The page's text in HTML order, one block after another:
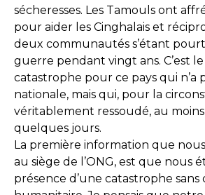
sécheresses. Les Tamouls ont
pour aider les Cinghalais et
deux communautés s’étant
guerre pendant vingt ans. C’est
catastrophe pour ce pays qui n’a
nationale, mais qui, pour la
véritablement ressoudé, au
quelques jours.
La première information que
au siège de l’ONG, est que nous
présence d’une catastrophe sans